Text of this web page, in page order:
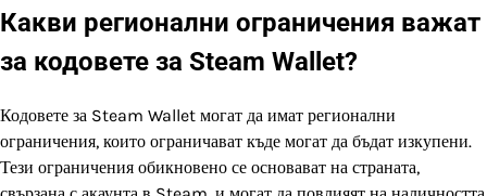
Какви регионални ограничения важат
за кодовете за Steam Wallet?
Кодовете за Steam Wallet могат да имат регионални
ограничения, които ограничават къде могат да бъдат изкупени.
Тези ограничения обикновено се основават на страната,